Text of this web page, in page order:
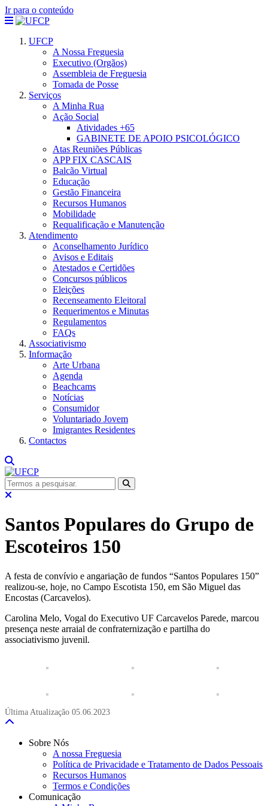
Ir para o conteúdo
UFCP
A Nossa Freguesia
Executivo (Orgãos)
Assembleia de Freguesia
Tomada de Posse
Serviços
A Minha Rua
Ação Social
Atividades +65
GABINETE DE APOIO PSICOLÓGICO
Atas Reuniões Públicas
APP FIX CASCAIS
Balcão Virtual
Educação
Gestão Financeira
Recursos Humanos
Mobilidade
Requalificação e Manutenção
Atendimento
Aconselhamento Jurídico
Avisos e Editais
Atestados e Certidões
Concursos públicos
Eleições
Recenseamento Eleitoral
Requerimentos e Minutas
Regulamentos
FAQs
Associativismo
Informação
Arte Urbana
Agenda
Beachcams
Notícias
Consumidor
Voluntariado Jovem
Imigrantes Residentes
Contactos
Santos Populares do Grupo de
Escoteiros 150
A festa de convívio e angariação de fundos “Santos Populares 150”
realizou-se, hoje, no Campo Escotista 150, em São Miguel das
Encostas (Carcavelos).
Carolina Melo, Vogal do Executivo UF Carcavelos Parede, marcou
presença neste arraial de confraternização e partilha do
associativismo juvenil.
Última Atualização 05.06.2023
Sobre Nós
A nossa Freguesia
Política de Privacidade e Tratamento de Dados Pessoais
Recursos Humanos
Termos e Condições
Comunicação